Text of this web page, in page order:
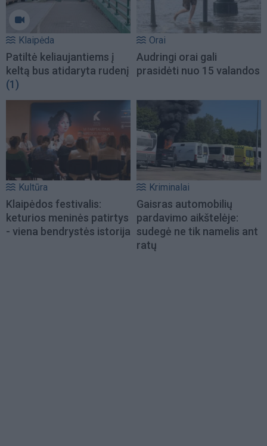
Klaipėda
Patiltė keliaujantiems į
keltą bus atidaryta rudenį
(1)
Orai
Audringi orai gali
prasidėti nuo 15 valandos
Kultūra
Klaipėdos festivalis:
keturios meninės patirtys
- viena bendrystės istorija
Kriminalai
Gaisras automobilių
pardavimo aikštelėje:
sudegė ne tik namelis ant
ratų